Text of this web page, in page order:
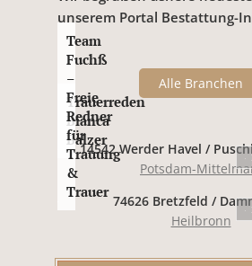
unserem Portal Bestattung-
Alle Branchen
Trauerreden
Bianca
Balzer
14542 Werder Havel /
Potsdam-
Team
Fuchß
–
Freie
Redner
für
Trauung
&
Trauer
74626 Bretzfeld /
Heilbronn